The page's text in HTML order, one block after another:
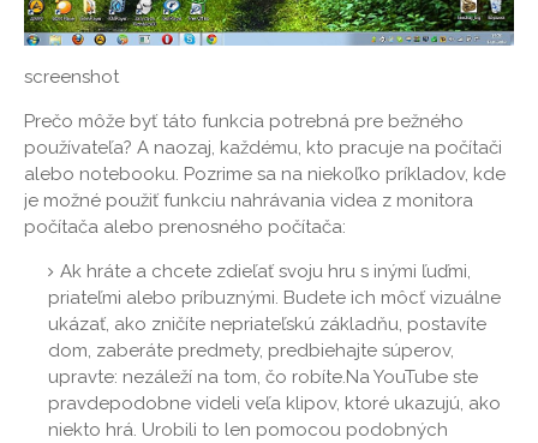
screenshot
Prečo môže byť táto funkcia potrebná pre bežného
používateľa? A naozaj, každému, kto pracuje na počítači
alebo notebooku. Pozrime sa na niekoľko príkladov, kde
je možné použiť funkciu nahrávania videa z monitora
počítača alebo prenosného počítača:
Ak hráte a chcete zdieľať svoju hru s inými ľuďmi,
priateľmi alebo príbuznými. Budete ich môcť vizuálne
ukázať, ako zničíte nepriateľskú základňu, postavíte
dom, zaberáte predmety, predbiehajte súperov,
upravte: nezáleží na tom, čo robíte.Na YouTube ste
pravdepodobne videli veľa klipov, ktoré ukazujú, ako
niekto hrá. Urobili to len pomocou podobných